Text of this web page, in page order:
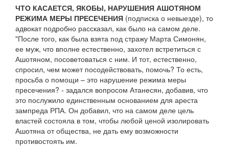
ЧТО КАСАЕТСЯ, ЯКОБЫ, НАРУШЕНИЯ АШОТЯНОМ
РЕЖИМА МЕРЫ ПРЕСЕЧЕНИЯ (подписка о невыезде), то
адвокат подробно рассказал, как было на самом деле.
"После того, как была взята под стражу Марта Симонян,
ее муж, что вполне естественно, захотел встретиться с
Ашотяном, посоветоваться с ним. И тот, естественно,
спросил, чем может посодействовать, помочь? То есть,
просьба о помощи – это нарушение режима меры
пресечения? - задался вопросом Атанесян, добавив, что
это послужило единственным основанием для ареста
зампреда РПА. Он добавил, что на самом деле цель
властей состояла в том, чтобы любой ценой изолировать
Ашотяна от общества, не дать ему возможности
противостоять им.